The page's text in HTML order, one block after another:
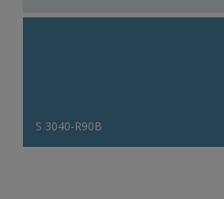
S 3040-R90B